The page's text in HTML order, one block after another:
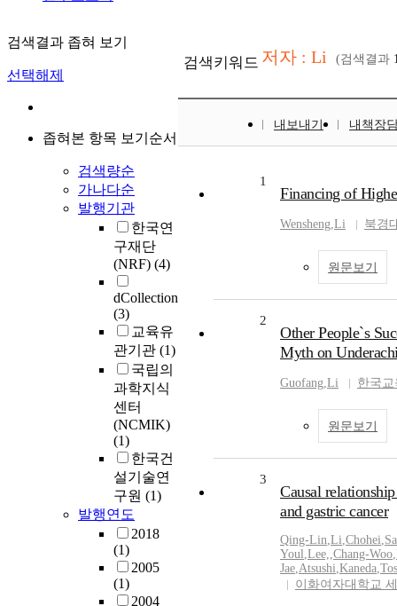
검색결과 좁혀 보기
선택해제
좁혀본 항목 보기순서
검색량순
가나다순
발행기관
한국연
구재단
(NRF) (4)
dCollection
(3)
교육유
관기관 (1)
국립의
과학지식
센터
(NCMIK)
(1)
한국건
설기술연
구원 (1)
발행연도
2018
(1)
2005
(1)
2004
검색키워드 저자 : Li (검색결과
내보내기 내책장
1
Financing of
Wensheng,Li 북경
원문보기
2
Other People`s
Myth on
Guofang,Li 한국
원문보기
3
Causal
and gastric cancer
Qing-Lin,Li,Chohei,
Youl,Lee,,Chang-Woo,
Jae,Atsushi,Kaneda,
이화여자대학교